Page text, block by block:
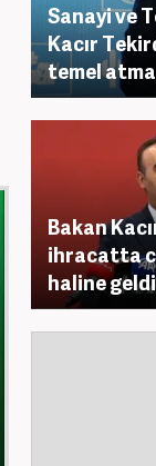
Sanayi ve
Kacır
temel
Bakan
ihracatta
haline geldi